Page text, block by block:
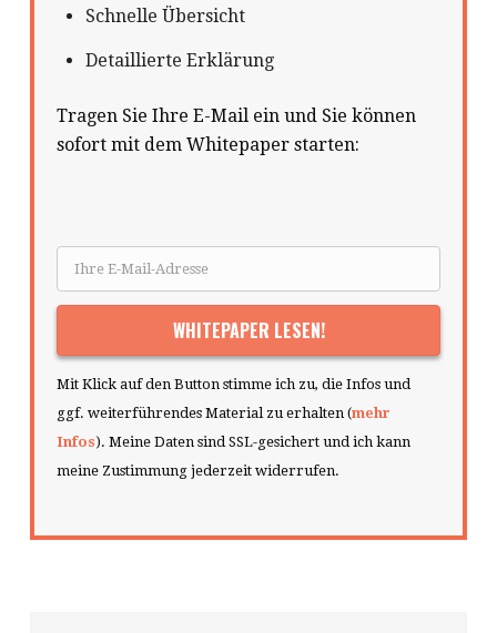
Schnelle Übersicht
Detaillierte Erklärung
Tragen Sie Ihre E-Mail ein und Sie können
sofort mit dem Whitepaper starten:
Mit Klick auf den Button stimme ich zu, die Infos und
ggf. weiterführendes Material zu erhalten (mehr
Infos). Meine Daten sind SSL-gesichert und ich kann
meine Zustimmung jederzeit widerrufen.